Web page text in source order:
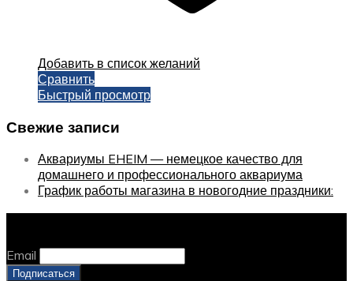
Добавить в список желаний
Сравнить
Быстрый просмотр
Свежие записи
Аквариумы EHEIM — немецкое качество для
домашнего и профессионального аквариума
График работы магазина в новогодние праздники:
Email